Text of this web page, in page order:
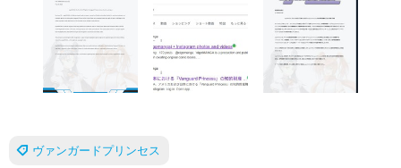
ヴァンガードプリンセス